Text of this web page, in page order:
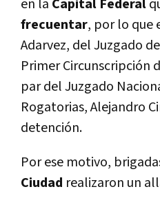
en la Capital Federal
frecuentar, por lo que
Adarvez, del Juzgado
Primer Circunscripción
par del Juzgado
Rogatorias, Alejandro
detención.
Por ese motivo,
Ciudad realizaron un